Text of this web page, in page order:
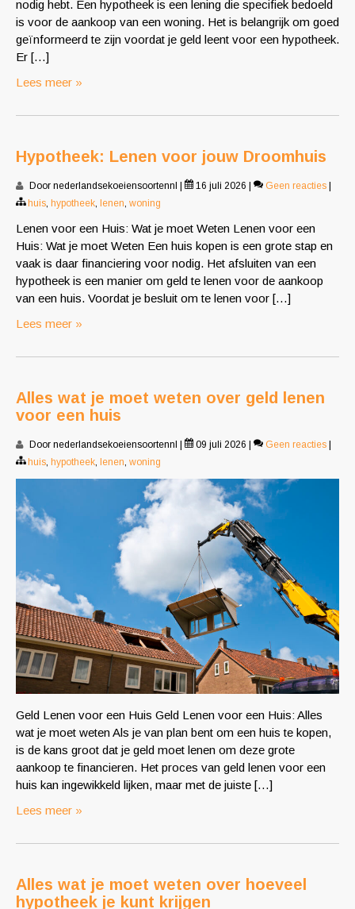
nodig hebt. Een hypotheek is een lening die specifiek bedoeld
is voor de aankoop van een woning. Het is belangrijk om goed
geïnformeerd te zijn voordat je geld leent voor een hypotheek.
Er […]
Lees meer »
Hypotheek: Lenen voor jouw Droomhuis
Door nederlandsekoeiensoortennl 16 juli 2026 Geen reacties
huis, hypotheek, lenen, woning
Lenen voor een Huis: Wat je moet Weten Lenen voor een
Huis: Wat je moet Weten Een huis kopen is een grote stap en
vaak is daar financiering voor nodig. Het afsluiten van een
hypotheek is een manier om geld te lenen voor de aankoop
van een huis. Voordat je besluit om te lenen voor […]
Lees meer »
Alles wat je moet weten over geld lenen
voor een huis
Door nederlandsekoeiensoortennl 09 juli 2026 Geen reacties
huis, hypotheek, lenen, woning
Geld Lenen voor een Huis Geld Lenen voor een Huis: Alles
wat je moet weten Als je van plan bent om een huis te kopen,
is de kans groot dat je geld moet lenen om deze grote
aankoop te financieren. Het proces van geld lenen voor een
huis kan ingewikkeld lijken, maar met de juiste […]
Lees meer »
Alles wat je moet weten over hoeveel
hypotheek je kunt krijgen